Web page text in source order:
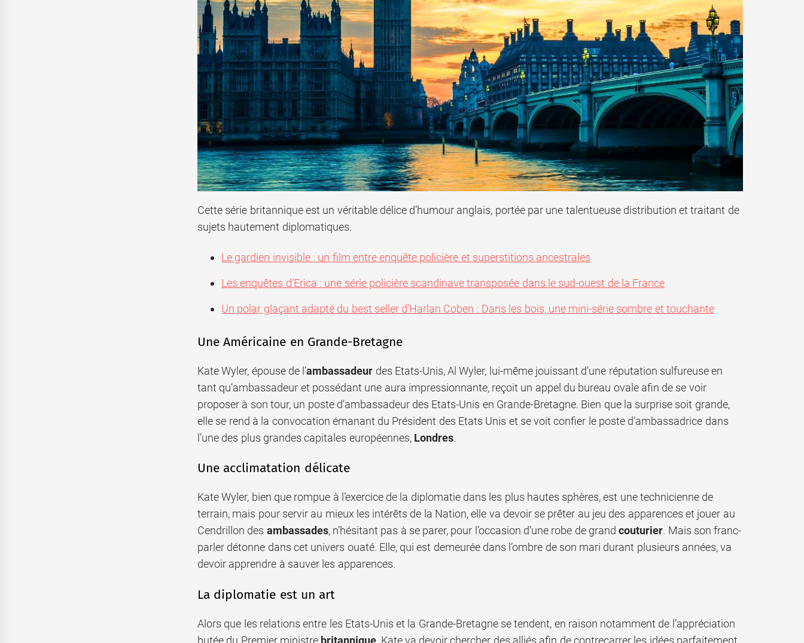
Cette série britannique est un véritable délice d’humour anglais, portée par une talentueuse distribution et traitant de
sujets hautement diplomatiques.
Le gardien invisible : un film entre enquête policière et superstitions ancestrales
Les enquêtes d’Erica : une série policière scandinave transposée dans le sud-ouest de la France
Un polar glaçant adapté du best seller d’Harlan Coben : Dans les bois, une mini-série sombre et touchante
Une Américaine en Grande-Bretagne
Kate Wyler, épouse de l’ambassadeur des Etats-Unis, Al Wyler, lui-même jouissant d’une réputation sulfureuse en
tant qu’ambassadeur et possédant une aura impressionnante, reçoit un appel du bureau ovale afin de se voir
proposer à son tour, un poste d’ambassadeur des Etats-Unis en Grande-Bretagne. Bien que la surprise soit grande,
elle se rend à la convocation émanant du Président des Etats Unis et se voit confier le poste d’ambassadrice dans
l’une des plus grandes capitales européennes, Londres.
Une acclimatation délicate
Kate Wyler, bien que rompue à l’exercice de la diplomatie dans les plus hautes sphères, est une technicienne de
terrain, mais pour servir au mieux les intérêts de la Nation, elle va devoir se prêter au jeu des apparences et jouer au
Cendrillon des ambassades, n’hésitant pas à se parer, pour l’occasion d’une robe de grandcouturier. Mais son franc-
parler détonne dans cet univers ouaté. Elle, qui est demeurée dans l’ombre de son mari durant plusieurs années, va
devoir apprendre à sauver les apparences.
La diplomatie est un art
Alors que les relations entre les Etats-Unis et la Grande-Bretagne se tendent, en raison notamment de l’appréciation
butée du Premier ministre britannique, Kate va devoir chercher des alliés afin de contrecarrer les idées parfaitement